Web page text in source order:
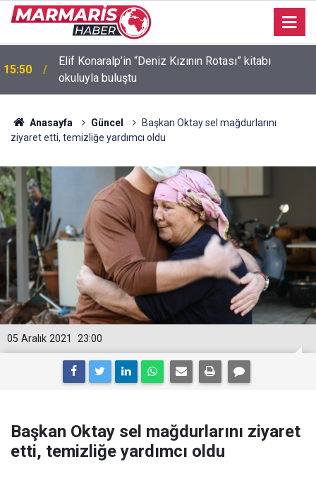
15:50
Elif Konaralp’in “Deniz Kızının Rotası” kitabı
okuluyla buluştu
15:47
Akvaryum Koyu’nda batan gezi teknesinin
kurtarılmasında sona gelindi
Anasayfa Güncel
Başkan Oktay sel mağdurlarını
ziyaret etti, temizliğe yardımcı oldu
23:00
05 Aralık 2021
Başkan Oktay sel mağdurlarını ziyaret
etti, temizliğe yardımcı oldu